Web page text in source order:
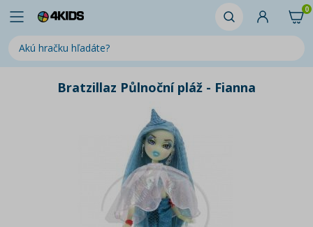
0
Bratzillaz Půlnoční pláž - Fianna